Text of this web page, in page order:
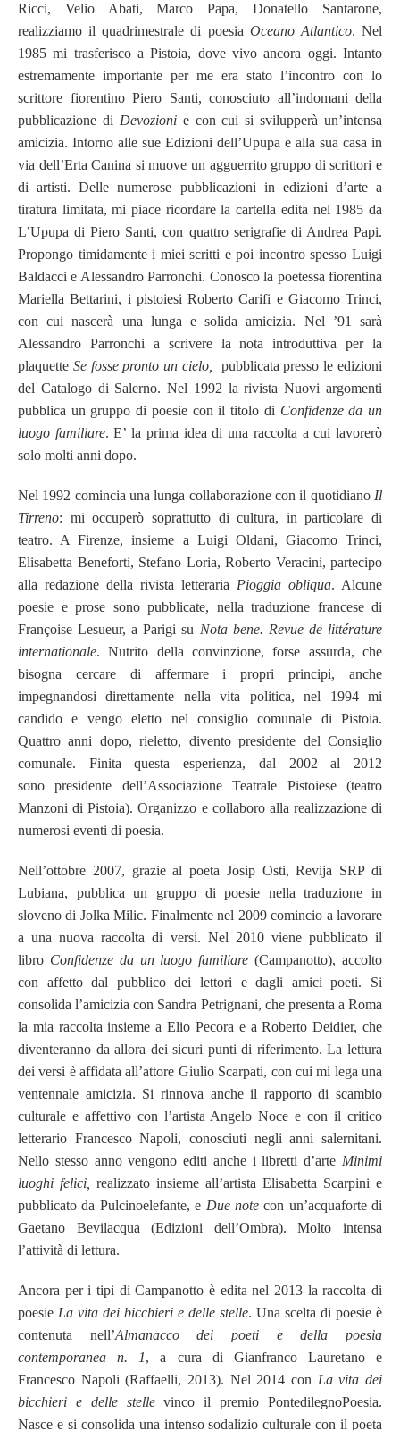
Ricci, Velio Abati, Marco Papa, Donatello Santarone,
realizziamo il quadrimestrale di poesia Oceano Atlantico. Nel
1985 mi trasferisco a Pistoia, dove vivo ancora oggi. Intanto
estremamente importante per me era stato l’incontro con lo
scrittore fiorentino Piero Santi, conosciuto all’indomani della
pubblicazione di Devozioni e con cui si svilupperà un’intensa
amicizia. Intorno alle sue Edizioni dell’Upupa e alla sua casa in
via dell’Erta Canina si muove un agguerrito gruppo di scrittori e
di artisti. Delle numerose pubblicazioni in edizioni d’arte a
tiratura limitata, mi piace ricordare la cartella edita nel 1985 da
L’Upupa di Piero Santi, con quattro serigrafie di Andrea Papi.
Propongo timidamente i miei scritti e poi incontro spesso Luigi
Baldacci e Alessandro Parronchi. Conosco la poetessa fiorentina
Mariella Bettarini, i pistoiesi Roberto Carifi e Giacomo Trinci,
con cui nascerà una lunga e solida amicizia. Nel ’91 sarà
Alessandro Parronchi a scrivere la nota introduttiva per la
plaquette Se fosse pronto un cielo, pubblicata presso le edizioni
del Catalogo di Salerno. Nel 1992 la rivista Nuovi argomenti
pubblica un gruppo di poesie con il titolo di Confidenze da un
luogo familiare. E’ la prima idea di una raccolta a cui lavorerò
solo molti anni dopo.
Nel 1992 comincia una lunga collaborazione con il quotidiano Il
Tirreno: mi occuperò soprattutto di cultura, in particolare di
teatro. A Firenze, insieme a Luigi Oldani, Giacomo Trinci,
Elisabetta Beneforti, Stefano Loria, Roberto Veracini, partecipo
alla redazione della rivista letteraria Pioggia obliqua. Alcune
poesie e prose sono pubblicate, nella traduzione francese di
Françoise Lesueur, a Parigi su Nota bene. Revue de littérature
internationale. Nutrito della convinzione, forse assurda, che
bisogna cercare di affermare i propri principi, anche
impegnandosi direttamente nella vita politica, nel 1994 mi
candido e vengo eletto nel consiglio comunale di Pistoia.
Quattro anni dopo, rieletto, divento presidente del Consiglio
comunale. Finita questa esperienza, dal 2002 al 2012
sono presidente dell’Associazione Teatrale Pistoiese (teatro
Manzoni di Pistoia). Organizzo e collaboro alla realizzazione di
numerosi eventi di poesia.
Nell’ottobre 2007, grazie al poeta Josip Osti, Revija SRP di
Lubiana, pubblica un gruppo di poesie nella traduzione in
sloveno di Jolka Milic. Finalmente nel 2009 comincio a lavorare
a una nuova raccolta di versi. Nel 2010 viene pubblicato il
libro Confidenze da un luogo familiare(Campanotto), accolto
con affetto dal pubblico dei lettori e dagli amici poeti. Si
consolida l’amicizia con Sandra Petrignani, che presenta a Roma
la mia raccolta insieme a Elio Pecora e a Roberto Deidier, che
diventeranno da allora dei sicuri punti di riferimento. La lettura
dei versi è affidata all’attore Giulio Scarpati, con cui mi lega una
ventennale amicizia. Si rinnova anche il rapporto di scambio
culturale e affettivo con l’artista Angelo Noce e con il critico
letterario Francesco Napoli, conosciuti negli anni salernitani.
Nello stesso anno vengono editi anche i libretti d’arte Minimi
luoghi felici,
realizzato insieme all’artista Elisabetta Scarpini e
pubblicato da Pulcinoelefante, e Due notecon un’acquaforte di
Gaetano Bevilacqua (Edizioni dell’Ombra). Molto intensa
l’attività di lettura.
Ancora per i tipi di Campanotto è edita nel 2013 la raccolta di
poesie La vita dei bicchieri e delle stelle. Una scelta di poesie è
contenuta nell’Almanacco dei poeti e della poesia
contemporanea n. 1, a cura di Gianfranco Lauretano e
Francesco Napoli (Raffaelli, 2013). Nel 2014 con La vita dei
bicchieri e delle stellevinco il premio PontedilegnoPoesia.
Nasce e si consolida una intenso sodalizio culturale con il poeta